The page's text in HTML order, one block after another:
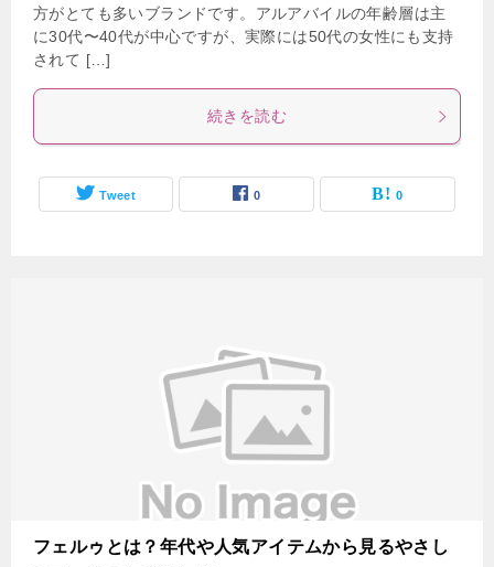
方がとても多いブランドです。アルアバイルの年齢層は主
に30代〜40代が中心ですが、実際には50代の女性にも支持
されて […]
続きを読む
Tweet 0 0
フェルゥとは？年代や人気アイテムから見るやさし